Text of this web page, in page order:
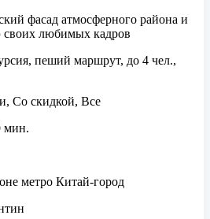
фасад атмосферного района и
любимых кадров
пеший маршрут, до 4 чел.,
Со скидкой, Все
мин.
метро Китай-город